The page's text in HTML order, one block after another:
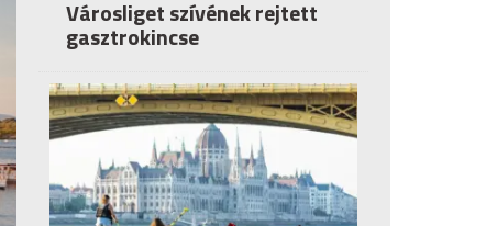
Városliget szívének rejtett
gasztrokincse